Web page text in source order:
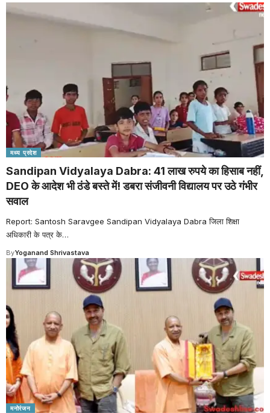
मध्य प्रदेश
Sandipan Vidyalaya Dabra: 41 लाख रुपये का हिसाब नहीं,
DEO के आदेश भी ठंडे बस्ते में! डबरा संजीवनी विद्यालय पर उठे गंभीर
सवाल
Report: Santosh Saravgee Sandipan Vidyalaya Dabra जिला शिक्षा
अधिकारी के पत्र के…
ByYoganand Shrivastava
मनोरंजन